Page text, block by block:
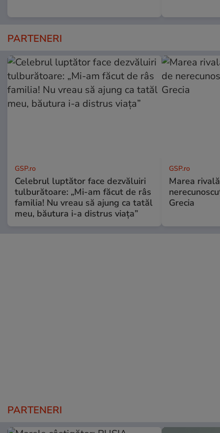
PARTENERI
GSP.ro
Celebrul luptător face dezvăluiri
tulburătoare: „Mi-am făcut de râs
familia! Nu vreau să ajung ca tatăl
meu, băutura i-a distrus viața”
GSP.ro
Marea
Grecia
PARTENERI